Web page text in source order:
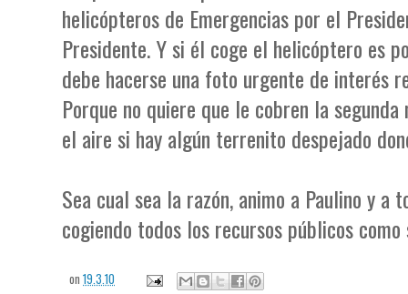
helicópteros de Emergencias por el
Presidente. Y si él coge el helicóptero es
debe hacerse una foto urgente de interés
Porque no quiere que le cobren la
el aire si hay algún terrenito despejado
Sea cual sea la razón, animo a Paulino y a
cogiendo todos los recursos públicos
on19.3.10